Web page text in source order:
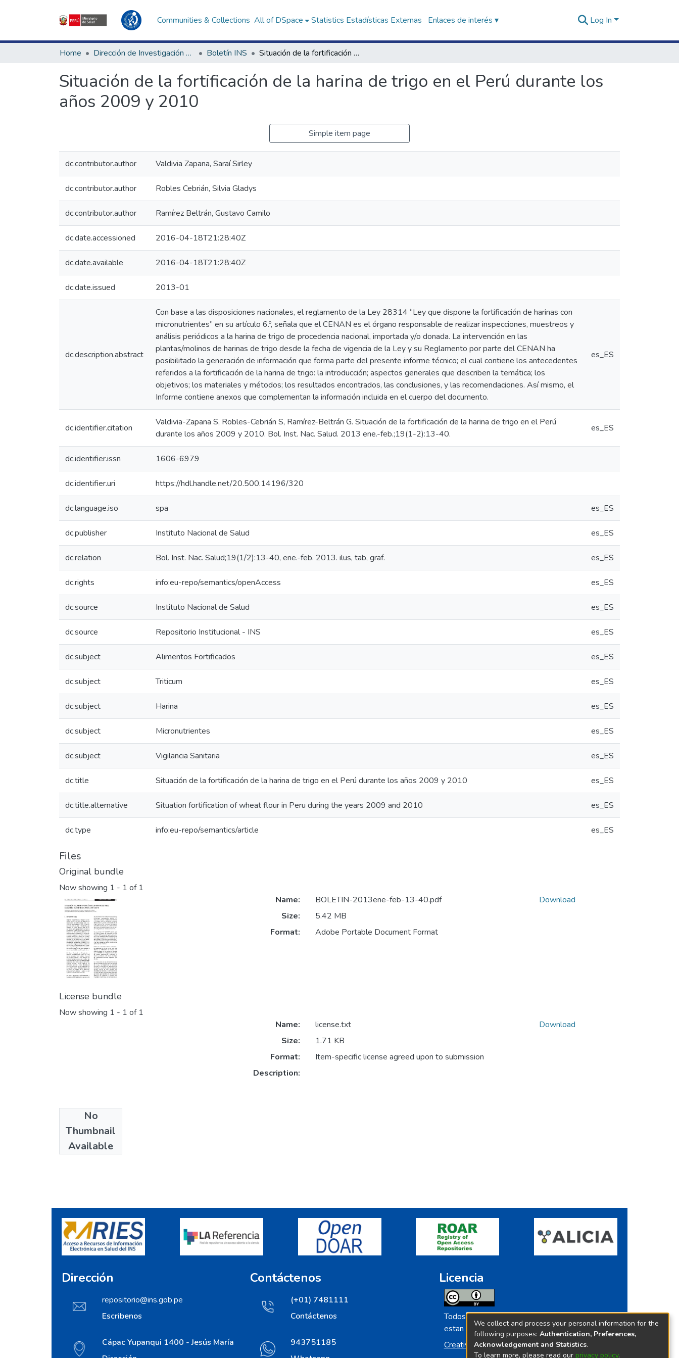
Communities & Collections All of DSpace Statistics Estadísticas Externas Enlaces de interés ▾ Log In
Home Dirección de Investigación e Innovación en Salud Boletín INS Situación de la fortificación de la harina de trigo en el Perú durante los años 2009 y 2010
Situación de la fortificación de la harina de trigo en el Perú durante los
años 2009 y 2010
Simple item page
dc.contributor.author Valdivia Zapana, Saraí Sirley
dc.contributor.author Robles Cebrián, Silvia Gladys
dc.contributor.author Ramírez Beltrán, Gustavo Camilo
dc.date.accessioned 2016-04-18T21:28:40Z
dc.date.available 2016-04-18T21:28:40Z
dc.date.issued 2013-01
dc.description.abstract
Con base a las disposiciones nacionales, el reglamento de la Ley 28314 “Ley que dispone la fortificación de harinas con
micronutrientes” en su artículo 6.º, señala que el CENAN es el órgano responsable de realizar inspecciones, muestreos y
análisis periódicos a la harina de trigo de procedencia nacional, importada y/o donada. La intervención en las
plantas/molinos de harinas de trigo desde la fecha de vigencia de la Ley y su Reglamento por parte del CENAN ha
posibilitado la generación de información que forma parte del presente informe técnico; el cual contiene los antecedentes
referidos a la fortificación de la harina de trigo: la introducción; aspectos generales que describen la temática; los
objetivos; los materiales y métodos; los resultados encontrados, las conclusiones, y las recomendaciones. Así mismo, el
Informe contiene anexos que complementan la información incluida en el cuerpo del documento.
es_ES
dc.identifier.citation
Valdivia-Zapana S, Robles-Cebrián S, Ramírez-Beltrán G. Situación de la fortificación de la harina de trigo en el Perú
durante los años 2009 y 2010. Bol. Inst. Nac. Salud. 2013 ene.-feb.;19(1-2):13-40.
es_ES
dc.identifier.issn 1606-6979
dc.identifier.uri https://hdl.handle.net/20.500.14196/320
dc.language.iso spa es_ES
dc.publisher Instituto Nacional de Salud es_ES
dc.relation Bol. Inst. Nac. Salud;19(1/2):13-40, ene.-feb. 2013. ilus, tab, graf. es_ES
dc.rights info:eu-repo/semantics/openAccess es_ES
dc.source Instituto Nacional de Salud es_ES
dc.source Repositorio Institucional - INS es_ES
dc.subject Alimentos Fortificados es_ES
dc.subject Triticum es_ES
dc.subject Harina es_ES
dc.subject Micronutrientes es_ES
dc.subject Vigilancia Sanitaria es_ES
dc.title Situación de la fortificación de la harina de trigo en el Perú durante los años 2009 y 2010 es_ES
dc.title.alternative Situation fortification of wheat flour in Peru during the years 2009 and 2010 es_ES
dc.type info:eu-repo/semantics/article es_ES
Files
Original bundle
Now showing 1 - 1 of 1
Name:
BOLETIN-2013ene-feb-13-40.pdf
Size:
5.42 MB
Format:
Adobe Portable Document Format
Download
License bundle
Now showing 1 - 1 of 1
No
Thumbnail
Available
Name:
license.txt
Size:
1.71 KB
Format:
Item-specific license agreed upon to submission
Description:
Download
Collections
Boletín INS
Dirección
repositorio@ins.gob.pe
Escribenos
Cápac Yupanqui 1400 - Jesús María
Contáctenos
(+01) 7481111
Contáctenos
943751185
Licencia
Todos los contenidos de repositorio.ins.gob.pe
estan licenciados bajo
Creative Commoms License
We collect and process your personal information for the
following purposes: Authentication, Preferences,
Acknowledgement and Statistics.
To learn more, please read our privacy policy.